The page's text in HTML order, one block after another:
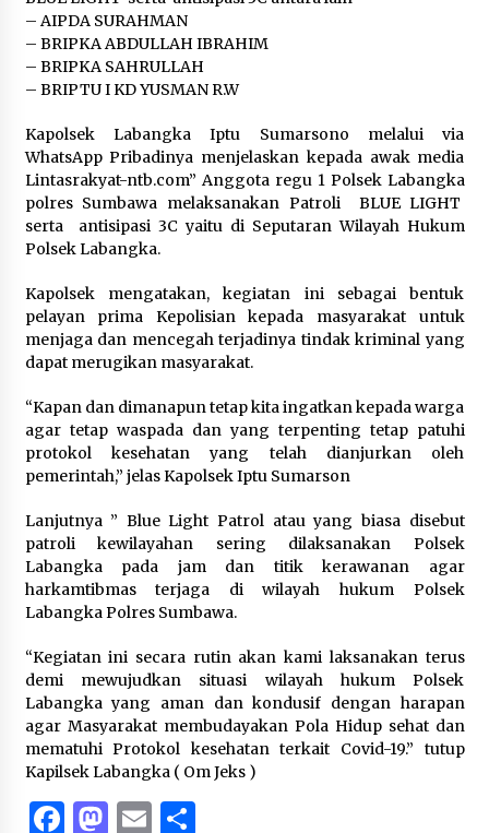
– AIPDA SURAHMAN
– BRIPKA ABDULLAH IBRAHIM
– BRIPKA SAHRULLAH
– BRIPTU I KD YUSMAN R.W
Kapolsek Labangka Iptu Sumarsono melalui via
WhatsApp Pribadinya menjelaskan kepada awak media
Lintasrakyat-ntb.com” Anggota regu 1 Polsek Labangka
polres Sumbawa melaksanakan Patroli BLUE LIGHT
serta antisipasi 3C yaitu di Seputaran Wilayah Hukum
Polsek Labangka.
Kapolsek mengatakan, kegiatan ini sebagai bentuk
pelayan prima Kepolisian kepada masyarakat untuk
menjaga dan mencegah terjadinya tindak kriminal yang
dapat merugikan masyarakat.
“Kapan dan dimanapun tetap kita ingatkan kepada warga
agar tetap waspada dan yang terpenting tetap patuhi
protokol kesehatan yang telah dianjurkan oleh
pemerintah,” jelas Kapolsek Iptu Sumarson
Lanjutnya ” Blue Light Patrol atau yang biasa disebut
patroli kewilayahan sering dilaksanakan Polsek
Labangka pada jam dan titik kerawanan agar
harkamtibmas terjaga di wilayah hukum Polsek
Labangka Polres Sumbawa.
“Kegiatan ini secara rutin akan kami laksanakan terus
demi mewujudkan situasi wilayah hukum Polsek
Labangka yang aman dan kondusif dengan harapan
agar Masyarakat membudayakan Pola Hidup sehat dan
mematuhi Protokol kesehatan terkait Covid-19.” tutup
Kapilsek Labangka ( Om Jeks )
Facebook
Mastodon
EmailShare